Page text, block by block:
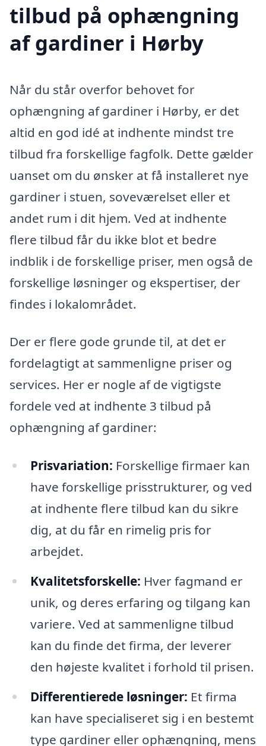
tilbud på ophængning
af gardiner i Hørby
Når du står overfor behovet for
ophængning af gardiner i Hørby, er det
altid en god idé at indhente mindst tre
tilbud fra forskellige fagfolk. Dette gælder
uanset om du ønsker at få installeret nye
gardiner i stuen, soveværelset eller et
andet rum i dit hjem. Ved at indhente
flere tilbud får du ikke blot et bedre
indblik i de forskellige priser, men også de
forskellige løsninger og ekspertiser, der
findes i lokalområdet.
Der er flere gode grunde til, at det er
fordelagtigt at sammenligne priser og
services. Her er nogle af de vigtigste
fordele ved at indhente 3 tilbud på
ophængning af gardiner:
Prisvariation: Forskellige firmaer kan
have forskellige prisstrukturer, og ved
at indhente flere tilbud kan du sikre
dig, at du får en rimelig pris for
arbejdet.
Kvalitetsforskelle: Hver fagmand er
unik, og deres erfaring og tilgang kan
variere. Ved at sammenligne tilbud
kan du finde det firma, der leverer
den højeste kvalitet i forhold til prisen.
Differentierede løsninger: Et firma
kan have specialiseret sig i en bestemt
type gardiner eller ophængning, mens